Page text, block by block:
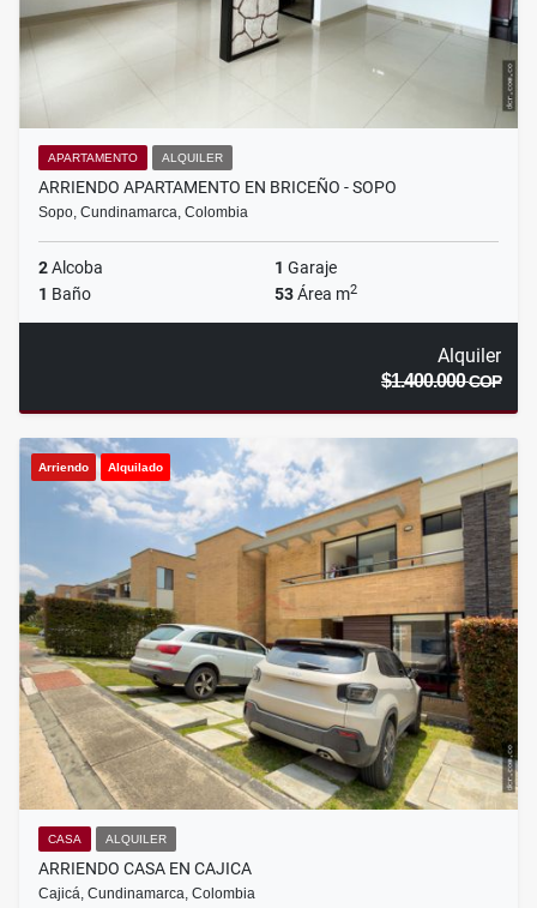
APARTAMENTO ALQUILER
ARRIENDO APARTAMENTO EN BRICEÑO - SOPO
Sopo, Cundinamarca, Colombia
2Alcoba 1 Garaje
1 Baño 53Área m2
Alquiler
$1.400.000COP
Arriendo Alquilado
CASA ALQUILER
ARRIENDO CASA EN CAJICA
Cajicá, Cundinamarca, Colombia